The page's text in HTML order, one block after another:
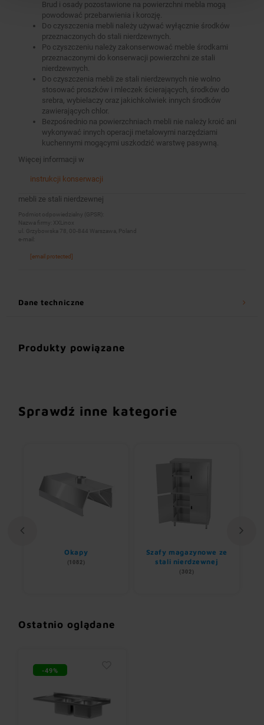
Brud i osady pozostawione na powierzchni mebla mogą
powodować przebarwienia i korozję.
Do czyszczenia mebli należy używać wyłącznie środków
przeznaczonych do stali nierdzewnych.
Po czyszczeniu należy zakonserwować meble środkami
przeznaczonymi do konserwacji powierzchni ze stali
nierdzewnych.
Do czyszczenia mebli ze stali nierdzewnych nie wolno
stosować proszków i mleczek ścierających, środków do
srebra, wybielaczy oraz jakichkolwiek innych środków
zawierających chlor.
Bezpośrednio na powierzchniach mebli nie należy kroić ani
wykonywać innych operacji metalowymi narzędziami
kuchennymi mogącymi uszkodzić warstwę pasywną.
Więcej informacji w
instrukcji konserwacji
mebli ze stali nierdzewnej
Podmiot odpowiedzialny (GPSR):
Nazwa firmy: XXLinox
ul. Grzybowska 78, 00-844 Warszawa, Poland
e-mail:
[email protected]
Dane techniczne
Produkty powiązane
Sprawdź inne kategorie
Okapy
(1082)
Szafy magazynowe ze
stali nierdzewnej
(302)
Ostatnio oglądane
-49%